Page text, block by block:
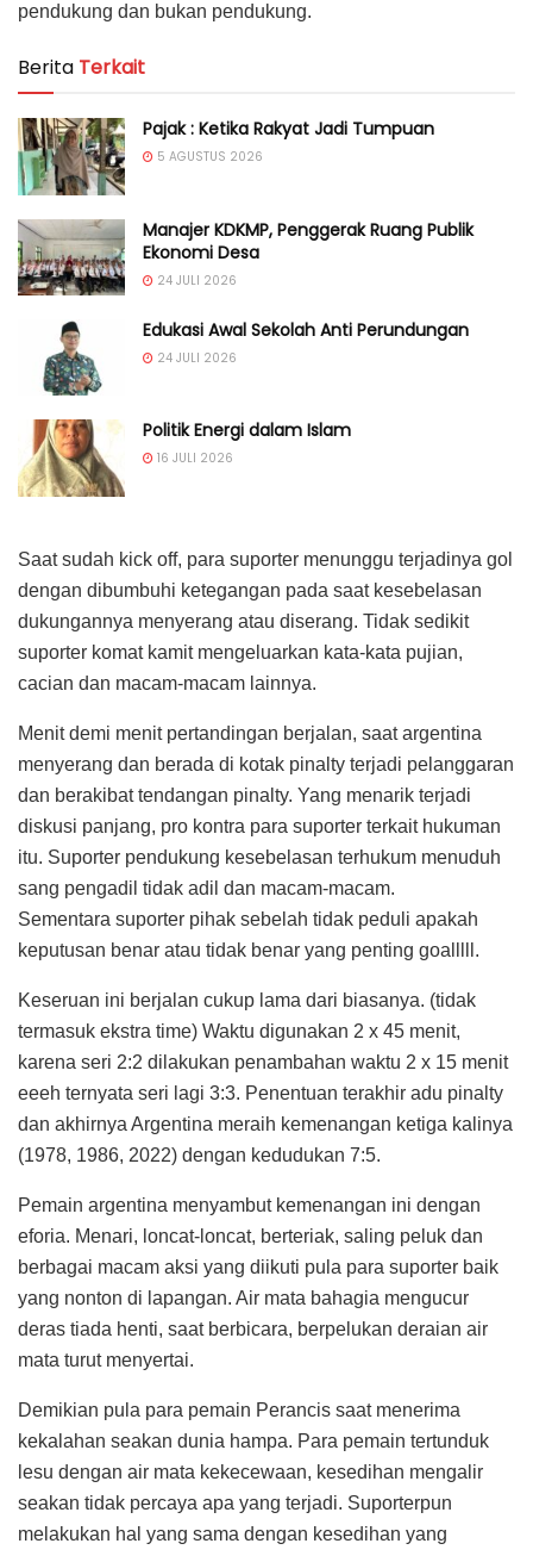
pendukung dan bukan pendukung.
Berita Terkait
Pajak : Ketika Rakyat Jadi Tumpuan
5 AGUSTUS 2026
Manajer KDKMP, Penggerak Ruang Publik
Ekonomi Desa
24 JULI 2026
Edukasi Awal Sekolah Anti Perundungan
24 JULI 2026
Politik Energi dalam Islam
16 JULI 2026
Saat sudah kick off, para suporter menunggu terjadinya gol
dengan dibumbuhi ketegangan pada saat kesebelasan
dukungannya menyerang atau diserang. Tidak sedikit
suporter komat kamit mengeluarkan kata-kata pujian,
cacian dan macam-macam lainnya.
Menit demi menit pertandingan berjalan, saat argentina
menyerang dan berada di kotak pinalty terjadi pelanggaran
dan berakibat tendangan pinalty. Yang menarik terjadi
diskusi panjang, pro kontra para suporter terkait hukuman
itu. Suporter pendukung kesebelasan terhukum menuduh
sang pengadil tidak adil dan macam-macam.
Sementara suporter pihak sebelah tidak peduli apakah
keputusan benar atau tidak benar yang penting goalllll.
Keseruan ini berjalan cukup lama dari biasanya. (tidak
termasuk ekstra time) Waktu digunakan 2 x 45 menit,
karena seri 2:2 dilakukan penambahan waktu 2 x 15 menit
eeeh ternyata seri lagi 3:3. Penentuan terakhir adu pinalty
dan akhirnya Argentina meraih kemenangan ketiga kalinya
(1978, 1986, 2022) dengan kedudukan 7:5.
Pemain argentina menyambut kemenangan ini dengan
eforia. Menari, loncat-loncat, berteriak, saling peluk dan
berbagai macam aksi yang diikuti pula para suporter baik
yang nonton di lapangan. Air mata bahagia mengucur
deras tiada henti, saat berbicara, berpelukan deraian air
mata turut menyertai.
Demikian pula para pemain Perancis saat menerima
kekalahan seakan dunia hampa. Para pemain tertunduk
lesu dengan air mata kekecewaan, kesedihan mengalir
seakan tidak percaya apa yang terjadi. Suporterpun
melakukan hal yang sama dengan kesedihan yang